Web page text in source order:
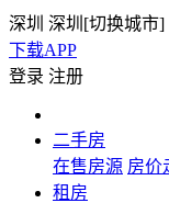
深圳 深圳[切换城市]
下载APP
登录 注册
二手房
在售房源 房价
租房